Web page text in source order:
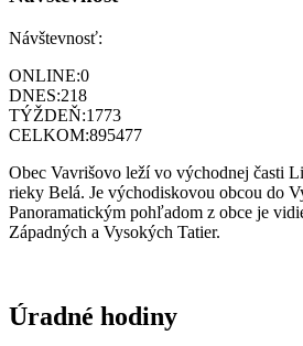
Návštevnosť:
ONLINE:0
DNES:218
TÝŽDEŇ:1773
CELKOM:895477
Obec Vavrišovo leží vo východnej časti
rieky Belá. Je východiskovou obcou do
Panoramatickým pohľadom z obce je
Západných a Vysokých Tatier.
Úradné hodiny